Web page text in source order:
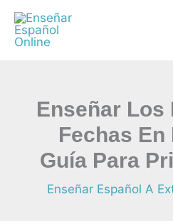
Skip
content
Enseñar Los
Fechas En
Guía Para
Enseñar Español A